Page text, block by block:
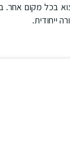
בכל מקום אחר.
ייחודית.